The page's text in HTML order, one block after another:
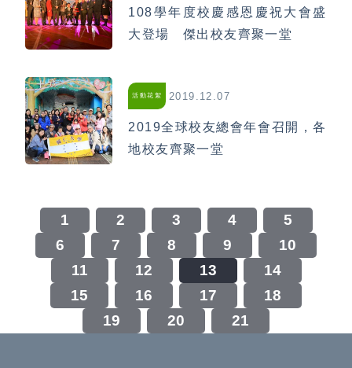
108學年度校慶感恩慶祝大會盛
大登場 傑出校友齊聚一堂
活動花絮 2019.12.07
2019全球校友總會年會召開，各
地校友齊聚一堂
1 2 3 4
5
6
7 8 9
10
11
12 13
14
15
16 17
18
19
20 21